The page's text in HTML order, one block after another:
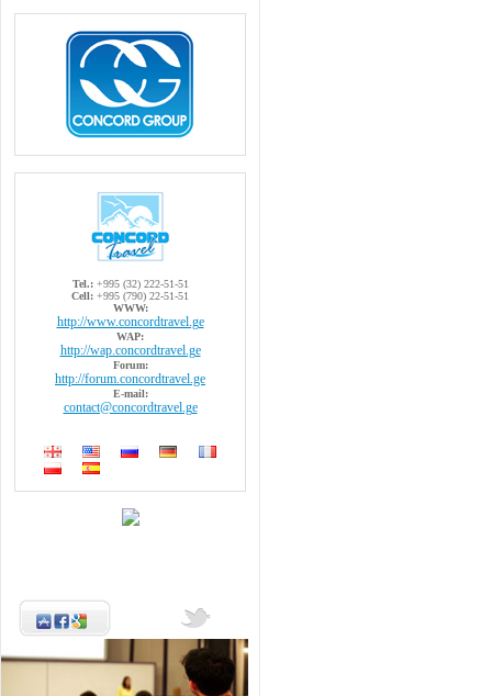
Tel.:+995 (32) 222-51-51
Cell: +995 (790) 22-51-51
WWW:
http://www.concordtravel.ge
WAP:
http://wap.concordtravel.ge
Forum:
http://forum.concordtravel.ge
E-mail:
contact@concordtravel.ge